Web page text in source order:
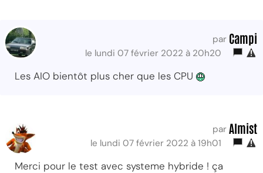
par Campi
le lundi 07 février 2022 à 20h20
Les AIO bientôt plus cher que les CPU
par Almist
le lundi 07 février 2022 à 19h01
Merci pour le test avec systeme hybride ! ça